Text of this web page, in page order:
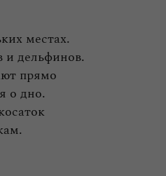
местах.
и дельфинов.
прямо
о дно.